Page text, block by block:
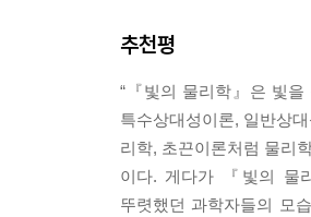
추천평
“『빛의 물리학』은 빛
특수상대성이론, 일반상
리학, 초끈이론처럼 물리
이다. 게다가 『빛의 물
뚜렷했던 과학자들의 모